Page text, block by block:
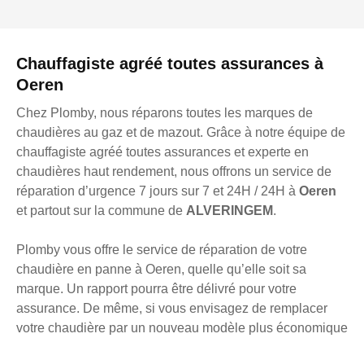
Chauffagiste agréé toutes assurances à
Oeren
Chez Plomby, nous réparons toutes les marques de
chaudières au gaz et de mazout. Grâce à notre équipe de
chauffagiste agréé toutes assurances et experte en
chaudières haut rendement, nous offrons un service de
réparation d’urgence 7 jours sur 7 et 24H / 24H à Oeren
et partout sur la commune de ALVERINGEM.
Plomby vous offre le service de réparation de votre
chaudière en panne à Oeren, quelle qu’elle soit sa
marque. Un rapport pourra être délivré pour votre
assurance. De même, si vous envisagez de remplacer
votre chaudière par un nouveau modèle plus économique